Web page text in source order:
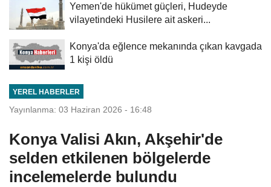
Yemen'de hükümet güçleri, Hudeyde
vilayetindeki Husilere ait askeri...
Konya'da eğlence mekanında çıkan kavgada
1 kişi öldü
YEREL HABERLER
Yayınlanma: 03 Haziran 2026 - 16:48
Konya Valisi Akın, Akşehir'de
selden etkilenen bölgelerde
incelemelerde bulundu